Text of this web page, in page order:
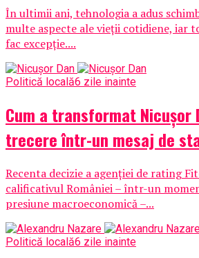
În ultimii ani, tehnologia a adus
multe aspecte ale vieții cotidiene, iar
fac excepție....
Politică locală6 zile inainte
Cum a transformat Nicușor
trecere într-un mesaj de
Recenta decizie a agenției de rating
calificativul României – într-un
presiune macroeconomică –...
Politică locală6 zile inainte